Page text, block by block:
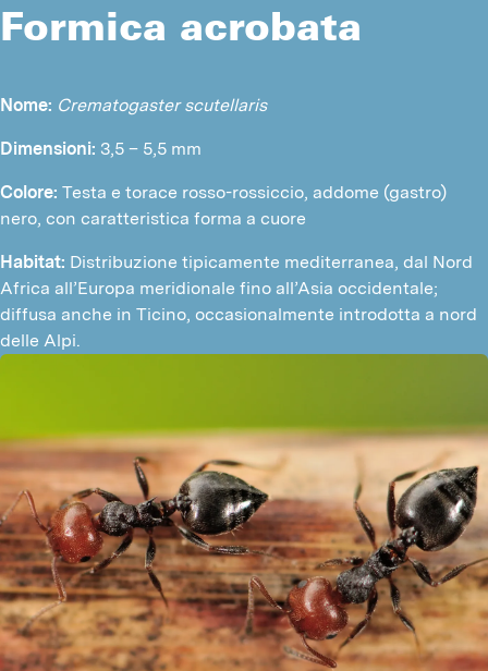
Formica acrobata
Nome: Crematogaster scutellaris
Dimensioni: 3,5 – 5,5 mm
Colore: Testa e torace rosso-rossiccio, addome (gastro)
nero, con caratteristica forma a cuore
Habitat: Distribuzione tipicamente mediterranea, dal Nord
Africa all’Europa meridionale fino all’Asia occidentale;
diffusa anche in Ticino, occasionalmente introdotta a nord
delle Alpi.